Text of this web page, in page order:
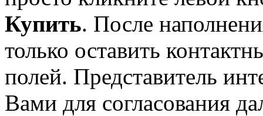
Купить. После
только оставить
полей. Представитель
Вами для согласования